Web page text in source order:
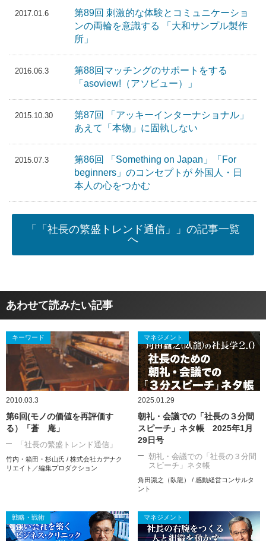
2017.01.6
第89回 刺激的な体験とコミュニケーショ
ンの両輪を意識する 「大和サンプル製作
所」
2016.06.3
第88回マッチングのサポートをする
「asoview!（アソビュー）」
2015.10.30
第87回 「アッキーインターナショナル」
あえて「本物」に固執しない
2015.07.3
第86回 「Something on Japan」「For
beginners」のコンセプトが 外国人・日
本人の心をつかむ
「「社長の繁盛トレンド通信」」の記事一覧
へ
あわせて読みたい記事
キーワード
2010.03.3
第6回(モノの価値を再評価す
る）「蒼 庵」
「社長の繁盛トレンド通信」
竹内・箱田・杉山氏 / 株式会社カデナク
リエイト／編集プロダクション
マネジメント
2025.01.29
朝礼・会議での「社長の３分間
スピーチ」ネタ帳 2025年1月
29日号
朝礼・会議での「社長の３分間
スピーチ」ネタ帳
角田識之（臥龍） / 感動経営コンサルタ
ント
戦略・戦術 マネジメント